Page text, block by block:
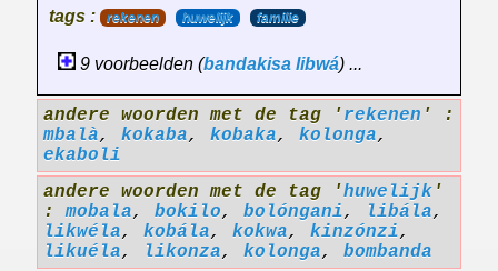
tags :
rekenen huwelijk familie
9 voorbeelden (bandakisa libwá) ...
andere woorden met de tag ' rekenen ' :
mbalà, kokaba, kobaka, kolonga,
ekaboli
andere woorden met de tag 'huwelijk '
:mobala, bokilo, bolóngani, libála,
likwéla, kobála, kokwa, kinzónzi,
likuéla, likonza, kolonga, bombanda